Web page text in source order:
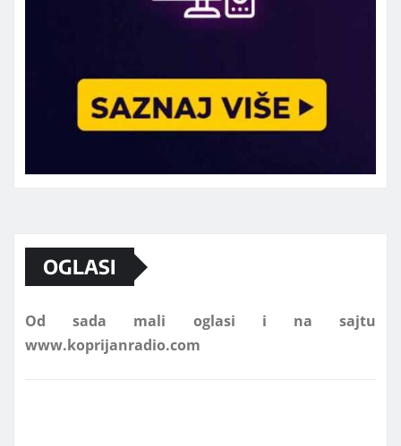
OGLASI
Od sada mali oglasi i na sajtu